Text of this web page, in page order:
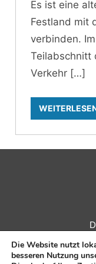
Es ist eine
Festland mit
verbinden.
Teilabschnitt
Verkehr
Die Website nutzt
besseren Nutzung